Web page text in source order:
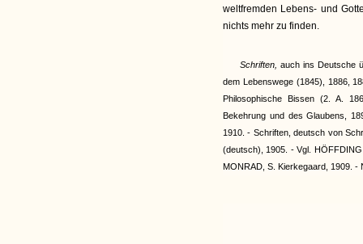
weltfremden Lebens- und
nichts mehr zu finden.
Schriften, auch ins Deutsche
dem Lebenswege (1845), 1886,
Philosophische Bissen (2. A.
Bekehrung und des Glaubens,
1910. - Schriften, deutsch von
(deutsch), 1905. - Vgl.
MONRAD, S. Kierkegaard, 1909. -